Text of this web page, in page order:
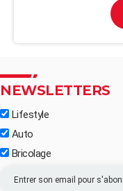
NEWSLETTERS
Lifestyle
Auto
Bricolage